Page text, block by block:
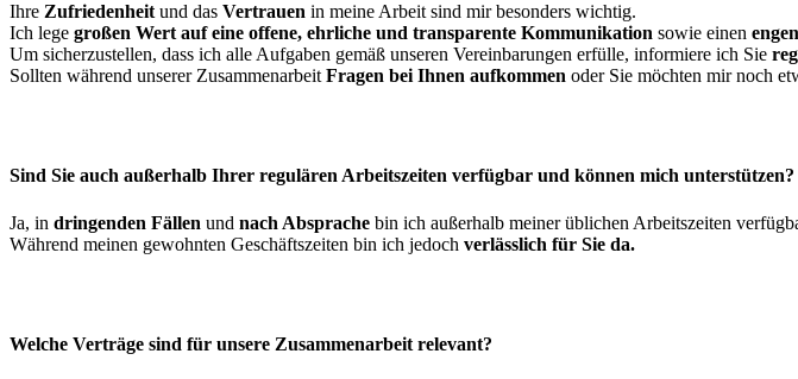
Ihre Zufriedenheit und das Vertrauen in meine Arbeit sind mir besonders wichtig.
Ich lege großen Wert auf eine offene, ehrliche und transparente Kommunikation sowie einen
Um sicherzustellen, dass ich alle Aufgaben gemäß unseren Vereinbarungen erfülle, informiere ich Sie
Sollten während unserer Zusammenarbeit Fragen bei Ihnen aufkommen oder Sie möchten mir noch
Sind Sie auch außerhalb Ihrer regulären Arbeitszeiten verfügbar und können mich unterstützen?
Ja, in dringenden Fällen und nach Absprache bin ich außerhalb meiner üblichen Arbeitszeiten
Während meinen gewohnten Geschäftszeiten bin ich jedoch verlässlich für Sie da.
Welche Verträge sind für unsere Zusammenarbeit relevant?